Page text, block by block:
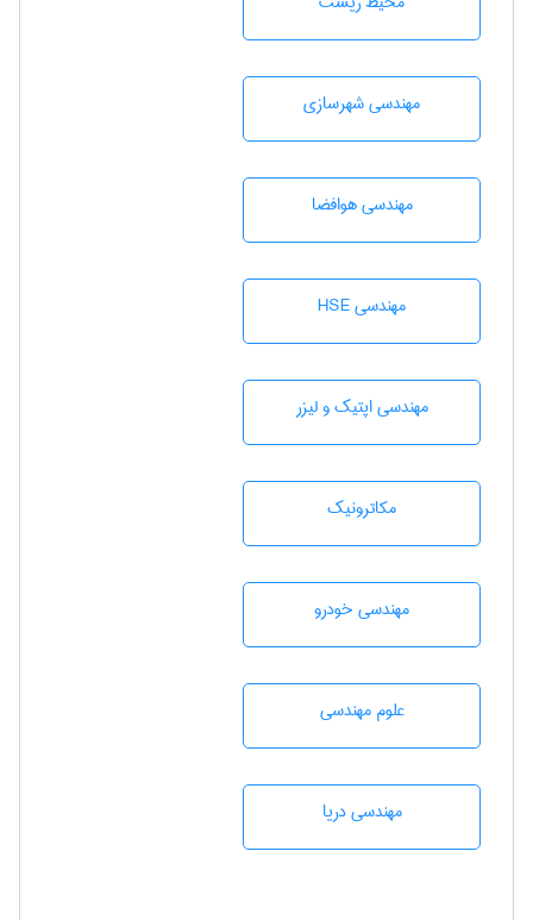
مهندسی شهرسازی
مهندسی هوافضا
مهندسی HSE
مهندسی اپتیک و لیزر
مکاترونیک
مهندسی خودرو
علوم مهندسی
مهندسی دریا